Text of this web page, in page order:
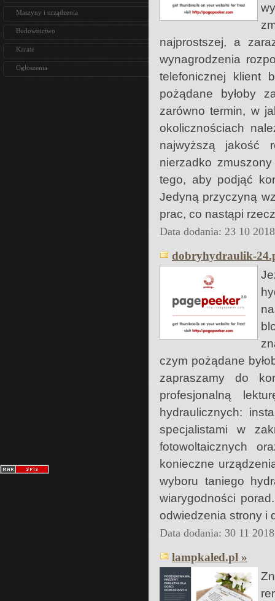
Maszyny i urządzenia
Budownictwo
Karate
Ogłoszenia
najprostszej, a
wynagrodzenia
telefonicznej klient
pożądane byłoby
zarówno termin, w
okolicznościach
najwyższą jakość
nierzadko
tego, aby podjąć
Jedyną przyczyną
prac, co nastąpi
Data dodania: 23 10
dobryhydraulik-
czym pożądane
zapraszamy do
profesjonalną
hydraulicznych:
specjalistami w
fotowoltaicznych
konieczne
wyboru taniego
wiarygodności
odwiedzenia strony i
Data dodania: 30 11
lampkaled.pl »